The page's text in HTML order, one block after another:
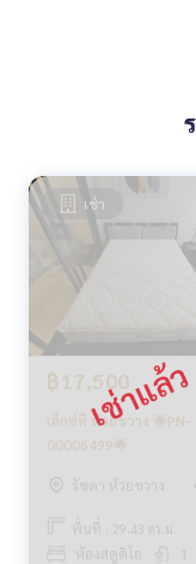
เช่า
฿17,500
เอ็กซ์ที ห้วยขวาง 🌟PN-
00006499🌟
รัชดา ห้วยขวาง
พื้นที่ : 29.43 ตร.ม.
ห้องสตูดิโอ